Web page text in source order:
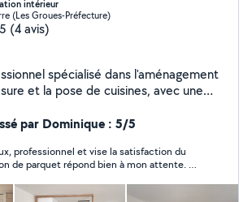
intérieur
(Les Groues-Préfecture)
(4 avis)
spécialisé dans l'aménagement
et la pose de cuisines, avec une
fonctionnels et esthétiques.
réalisé avec soin, précision et un
d'offrir des réalisations durables et
des clients.
par Dominique : 5/5
professionnel et vise la satisfaction du
de parquet répond bien à mon attente. Je